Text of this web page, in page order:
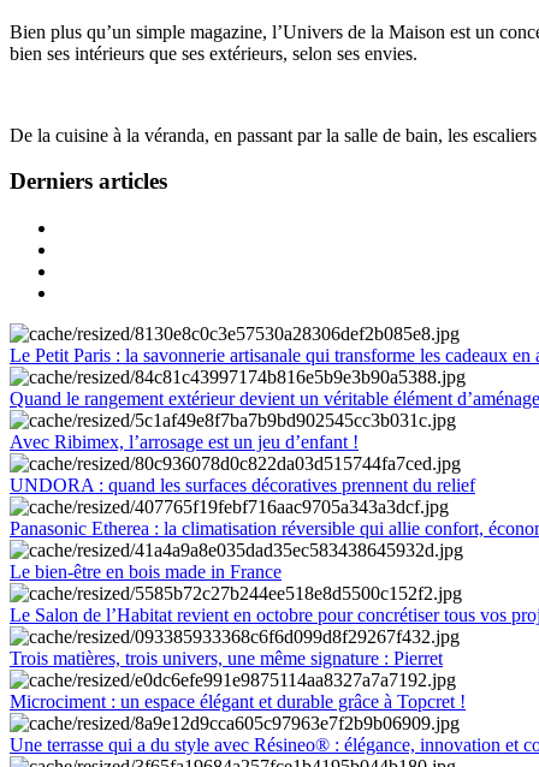
Bien plus qu’un simple magazine, l’Univers de la Maison est un
bien ses intérieurs que ses extérieurs, selon ses envies.
De la cuisine à la véranda, en passant par la salle de bain, les
Derniers articles
Le Petit Paris : la savonnerie artisanale qui transforme les cadeaux en
Quand le rangement extérieur devient un véritable élément
Avec Ribimex, l’arrosage est un jeu d’enfant !
UNDORA : quand les surfaces décoratives prennent du relief
Panasonic Etherea : la climatisation réversible qui allie confort,
Le bien-être en bois made in France
Le Salon de l’Habitat revient en octobre pour concrétiser tous vos
Trois matières, trois univers, une même signature : Pierret
Microciment : un espace élégant et durable grâce à Topcret !
Une terrasse qui a du style avec Résineo® : élégance, innovation et